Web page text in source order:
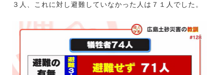
３人、これに対し避難していなかった人は７１人でした。